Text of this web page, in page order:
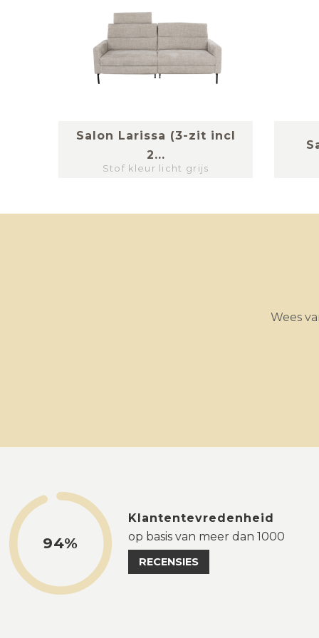
Salon Larissa (3-zit incl
2...
Stof kleur licht grijs
Wees
94%
Klantentevredenheid
op basis van meer dan 1000
RECENSIES